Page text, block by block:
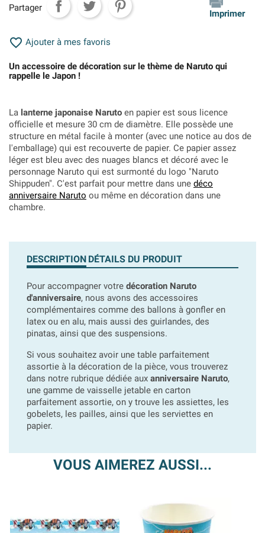
Partager
Imprimer
 Ajouter à mes favoris
Un accessoire de décoration sur le thème de Naruto qui
rappelle le Japon !
La lanterne japonaise Naruto en papier est sous licence
officielle et mesure 30 cm de diamètre. Elle possède une
structure en métal facile à monter (avec une notice au dos de
l'emballage) qui est recouverte de papier. Ce papier assez
léger est bleu avec des nuages blancs et décoré avec le
personnage Naruto qui est surmonté du logo "Naruto
Shippuden". C'est parfait pour mettre dans une déco
anniversaire Naruto ou même en décoration dans une
chambre.
DESCRIPTION DÉTAILS DU PRODUIT
Pour accompagner votre décoration Naruto
d'anniversaire, nous avons des accessoires
complémentaires comme des ballons à gonfler en
latex ou en alu, mais aussi des guirlandes, des
pinatas, ainsi que des suspensions.
Si vous souhaitez avoir une table parfaitement
assortie à la décoration de la pièce, vous trouverez
dans notre rubrique dédiée aux anniversaire Naruto,
une gamme de vaisselle jetable en carton
parfaitement assortie, on y trouve les assiettes, les
gobelets, les pailles, ainsi que les serviettes en
papier.
VOUS AIMEREZ AUSSI...